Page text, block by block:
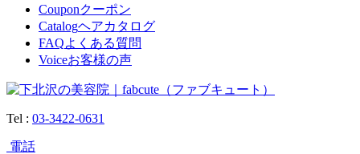
Couponクーポン
Catalogヘアカタログ
FAQよくある質問
Voiceお客様の声
Tel : 03-3422-0631
電話